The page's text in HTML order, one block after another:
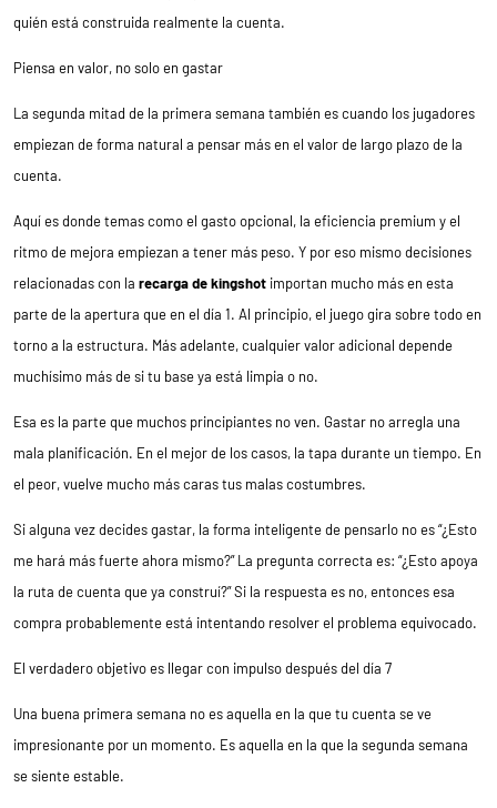
quién está construida realmente la cuenta.
Piensa en valor, no solo en gastar
La segunda mitad de la primera semana también es cuando los jugadores
empiezan de forma natural a pensar más en el valor de largo plazo de la
cuenta.
Aquí es donde temas como el gasto opcional, la eficiencia premium y el
ritmo de mejora empiezan a tener más peso. Y por eso mismo decisiones
relacionadas con la recarga de kingshot importan mucho más en esta
parte de la apertura que en el día 1. Al principio, el juego gira sobre todo en
torno a la estructura. Más adelante, cualquier valor adicional depende
muchísimo más de si tu base ya está limpia o no.
Esa es la parte que muchos principiantes no ven. Gastar no arregla una
mala planificación. En el mejor de los casos, la tapa durante un tiempo. En
el peor, vuelve mucho más caras tus malas costumbres.
Si alguna vez decides gastar, la forma inteligente de pensarlo no es “¿Esto
me hará más fuerte ahora mismo?” La pregunta correcta es: “¿Esto apoya
la ruta de cuenta que ya construí?” Si la respuesta es no, entonces esa
compra probablemente está intentando resolver el problema equivocado.
El verdadero objetivo es llegar con impulso después del día 7
Una buena primera semana no es aquella en la que tu cuenta se ve
impresionante por un momento. Es aquella en la que la segunda semana
se siente estable.